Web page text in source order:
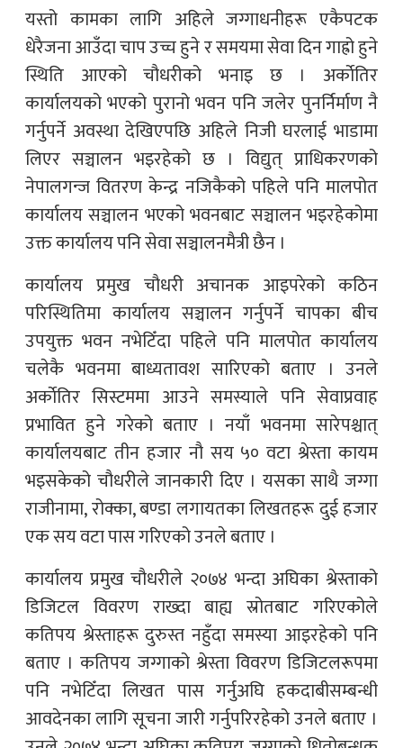
यस्तो कामका लागि अहिले जग्गाधनीहरू एकैपटक
धेरैजना आउँदा चाप उच्च हुने र समयमा सेवा दिन गाह्रो हुने
स्थिति आएको चौधरीको भनाइ छ । अर्काेतिर
कार्यालयको भएको पुरानो भवन पनि जलेर पुनर्निर्माण नै
गर्नुपर्ने अवस्था देखिएपछि अहिले निजी घरलाई भाडामा
लिएर सञ्चालन भइरहेको छ । विद्युत् प्राधिकरणको
नेपालगन्ज वितरण केन्द्र नजिकैको पहिले पनि मालपोत
कार्यालय सञ्चालन भएको भवनबाट सञ्चालन भइरहेकोमा
उक्त कार्यालय पनि सेवा सञ्चालनमैत्री छैन ।
कार्यालय प्रमुख चौधरी अचानक आइपरेको कठिन
परिस्थितिमा कार्यालय सञ्चालन गर्नुपर्ने चापका बीच
उपयुक्त भवन नभेटिँदा पहिले पनि मालपोत कार्यालय
चलेकै भवनमा बाध्यतावश सारिएको बताए । उनले
अर्काेतिर सिस्टममा आउने समस्याले पनि सेवाप्रवाह
प्रभावित हुने गरेको बताए । नयाँ भवनमा सारेपश्चात्
कार्यालयबाट तीन हजार नौ सय ५० वटा श्रेस्ता कायम
भइसकेको चौधरीले जानकारी दिए । यसका साथै जग्गा
राजीनामा, रोक्का, बण्डा लगायतका लिखतहरू दुई हजार
एक सय वटा पास गरिएको उनले बताए ।
कार्यालय प्रमुख चौधरीले २०७४ भन्दा अघिका श्रेस्ताको
डिजिटल विवरण राख्दा बाह्य स्रोतबाट गरिएकोले
कतिपय श्रेस्ताहरू दुरुस्त नहुँदा समस्या आइरहेको पनि
बताए । कतिपय जग्गाको श्रेस्ता विवरण डिजिटलरूपमा
पनि नभेटिँदा लिखत पास गर्नुअघि हकदाबीसम्बन्धी
आवदेनका लागि सूचना जारी गर्नुपरिरहेको उनले बताए ।